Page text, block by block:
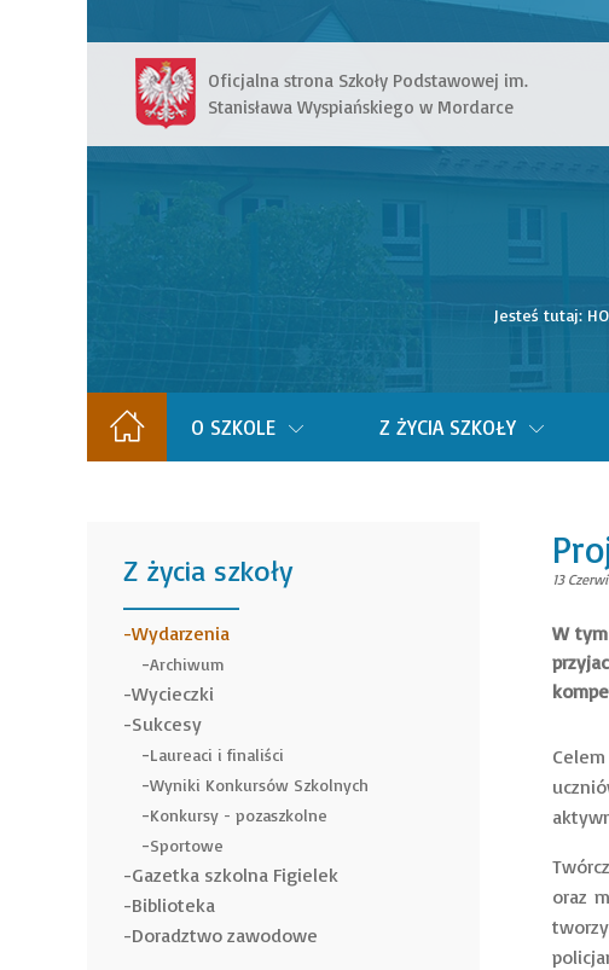
Jesteś tutaj:
Oficjalna strona Szkoły Podstawowej im.
Stanisława Wyspiańskiego w Mordarce
O SZKOLE Z ŻYCIA SZKOŁY
Z życia szkoły
______
Wydarzenia
Archiwum
Wycieczki
Sukcesy
Laureaci i finaliści
Wyniki Konkursów Szkolnych
Konkursy - pozaszkolne
Sportowe
Gazetka szkolna Figielek
Biblioteka
Doradztwo zawodowe
13
W
oraz